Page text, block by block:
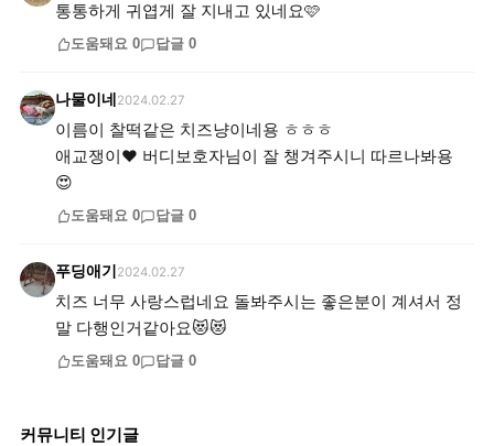
통통하게 귀엽게 잘 지내고 있네요🩷
도움돼요 0 답글 0
나물이네 2024.02.27
이름이 찰떡같은 치즈냥이네용 ㅎㅎㅎ
애교쟁이❤ 버디보호자님이 잘 챙겨주시니 따르나봐용
😍
도움돼요 0 답글 0
푸딩애기 2024.02.27
치즈 너무 사랑스럽네요 돌봐주시는 좋은분이 계셔서 정
말 다행인거같아요😻😻
도움돼요 0 답글 0
커뮤니티 인기글